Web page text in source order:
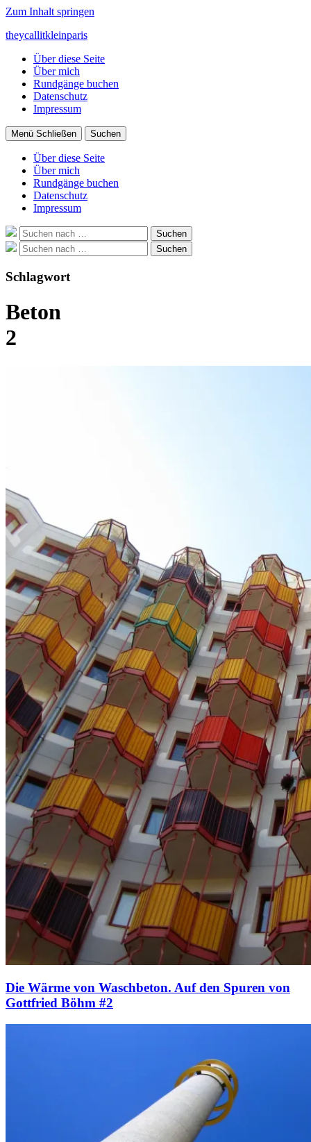
Zum Inhalt springen
theycallitkleinparis
Über diese Seite
Über mich
Rundgänge buchen
Datenschutz
Impressum
Menü Schließen Suchen
Über diese Seite
Über mich
Rundgänge buchen
Datenschutz
Impressum
Suche
nach:
Suchen
Suche
nach:
Suchen
Schlagwort
Beton
2
Die Wärme von Waschbeton. Auf den Spuren von
Gottfried Böhm #2